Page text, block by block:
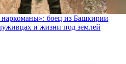
наркоманы»: боец из Башкирии
и жизни под землей